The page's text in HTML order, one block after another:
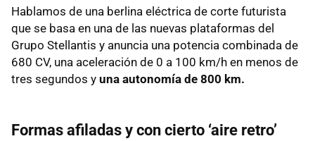
Hablamos de una berlina eléctrica de corte futurista
que se basa en una de las nuevas plataformas del
Grupo Stellantis y anuncia una potencia combinada de
680 CV, una aceleración de 0 a 100 km/h en menos de
tres segundos y una autonomía de 800 km.
Formas afiladas y con cierto ‘aire retro’